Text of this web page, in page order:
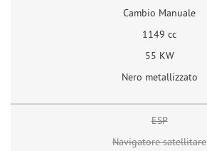
Cambio Manuale
1149 cc
55 KW
Nero metallizzato
ESP
Navigatore satellitare